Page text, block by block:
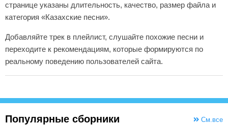
странице указаны длительность, качество, размер файла и
категория «Казахские песни».
Добавляйте трек в плейлист, слушайте похожие песни и
переходите к рекомендациям, которые формируются по
реальному поведению пользователей сайта.
Популярные сборники См.все